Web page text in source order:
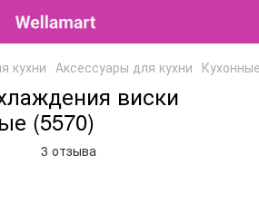
кухни Аксессуары для кухни
виски
(5570)
3 отзыва